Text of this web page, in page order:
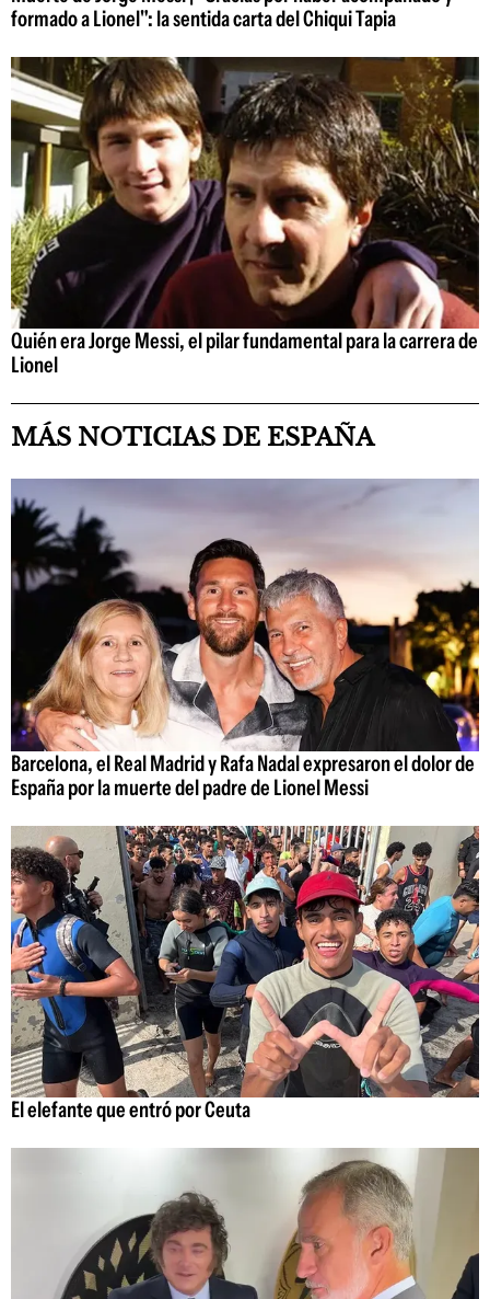
formado a Lionel": la sentida carta del Chiqui Tapia
Quién era Jorge Messi, el pilar fundamental para la carrera de
Lionel
MÁS NOTICIAS DE ESPAÑA
Barcelona, el Real Madrid y Rafa Nadal expresaron el dolor de
España por la muerte del padre de Lionel Messi
El elefante que entró por Ceuta